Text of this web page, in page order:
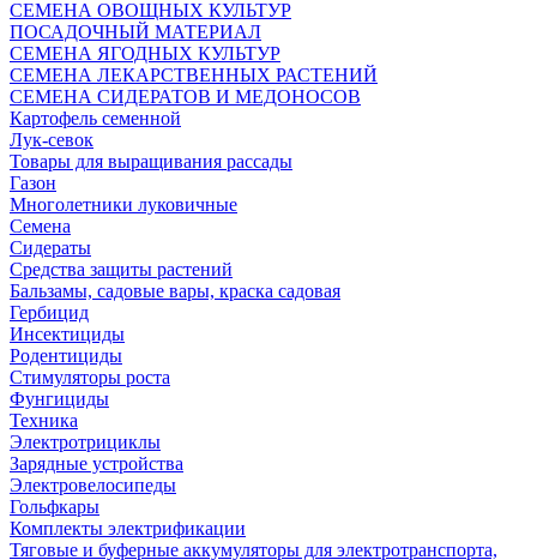
СЕМЕНА ОВОЩНЫХ КУЛЬТУР
ПОСАДОЧНЫЙ МАТЕРИАЛ
СЕМЕНА ЯГОДНЫХ КУЛЬТУР
СЕМЕНА ЛЕКАРСТВЕННЫХ РАСТЕНИЙ
СЕМЕНА СИДЕРАТОВ И МЕДОНОСОВ
Картофель семенной
Лук-севок
Товары для выращивания рассады
Газон
Многолетники луковичные
Семена
Сидераты
Средства защиты растений
Бальзамы, садовые вары, краска садовая
Гербицид
Инсектициды
Родентициды
Стимуляторы роста
Фунгициды
Техника
Электротрициклы
Зарядные устройства
Электровелосипеды
Гольфкары
Комплекты электрификации
Тяговые и буферные аккумуляторы для электротранспорта,